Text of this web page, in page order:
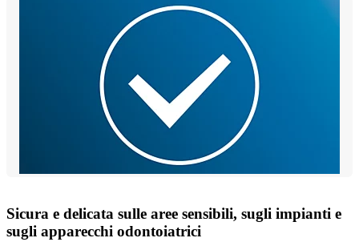
Sicura e delicata sulle aree sensibili, sugli impianti e
sugli apparecchi odontoiatrici